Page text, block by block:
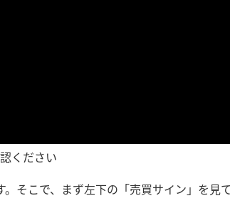
ください
そこで、まず左下の「売買サイン」を見